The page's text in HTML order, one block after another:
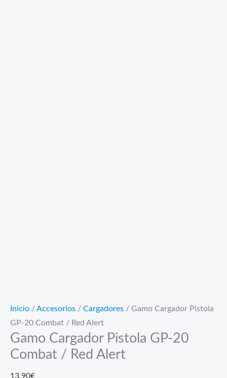
Inicio / Accesorios / Cargadores / Gamo Cargador Pistola
GP-20 Combat / Red Alert
Gamo Cargador Pistola GP-20
Combat / Red Alert
13,90€